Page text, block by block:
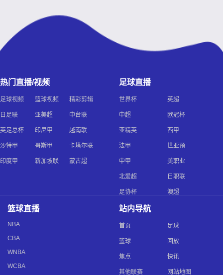
热门直播/视频
足球视频 篮球视频 精彩剪辑
日足联 亚美超 中台联
英足总杯 印尼甲 越南联
沙特甲 哥斯甲 卡塔尔联
印度甲 新加坡联 蒙古超
足球直播
世界杯 英超
中超 欧冠杯
亚精英 西甲
法甲 世亚预
中甲 美职业
北爱超 日职联
足协杯 澳超
篮球直播
NBA
CBA
WNBA
WCBA
站内导航
首页 足球
篮球 回放
焦点 快讯
其他联赛 网站地图